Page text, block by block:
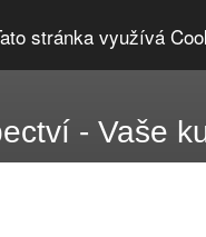
stránka využívá
- Vaše